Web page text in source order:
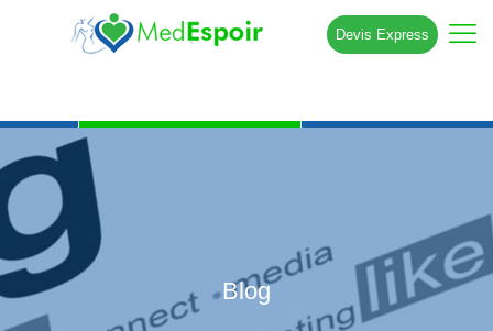
Devis Express
Blog